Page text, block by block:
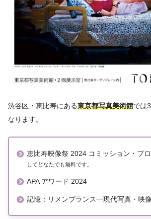
渋谷区・恵比寿にある東京都写真美術館では
なります。
恵比寿映像祭 2024 コミッション・プ
してどなたでも無料です。
APA アワード 2024
記憶：リメンブランス―現代写真・映